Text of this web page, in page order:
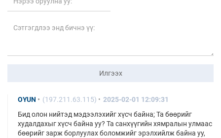
Илгээх
OYUN (197.211.63.115)
2025-02-01 12:09:31
Бид олон нийтэд мэдээлэхийг хүсч байна; Та бөөрийг
худалдахыг хүсч байна уу? Та санхүүгийн хямралын улмаас
бөөрийг зарж борлуулах боломжийг эрэлхийлж байна уу,